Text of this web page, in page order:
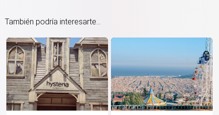
También podría interesarte...